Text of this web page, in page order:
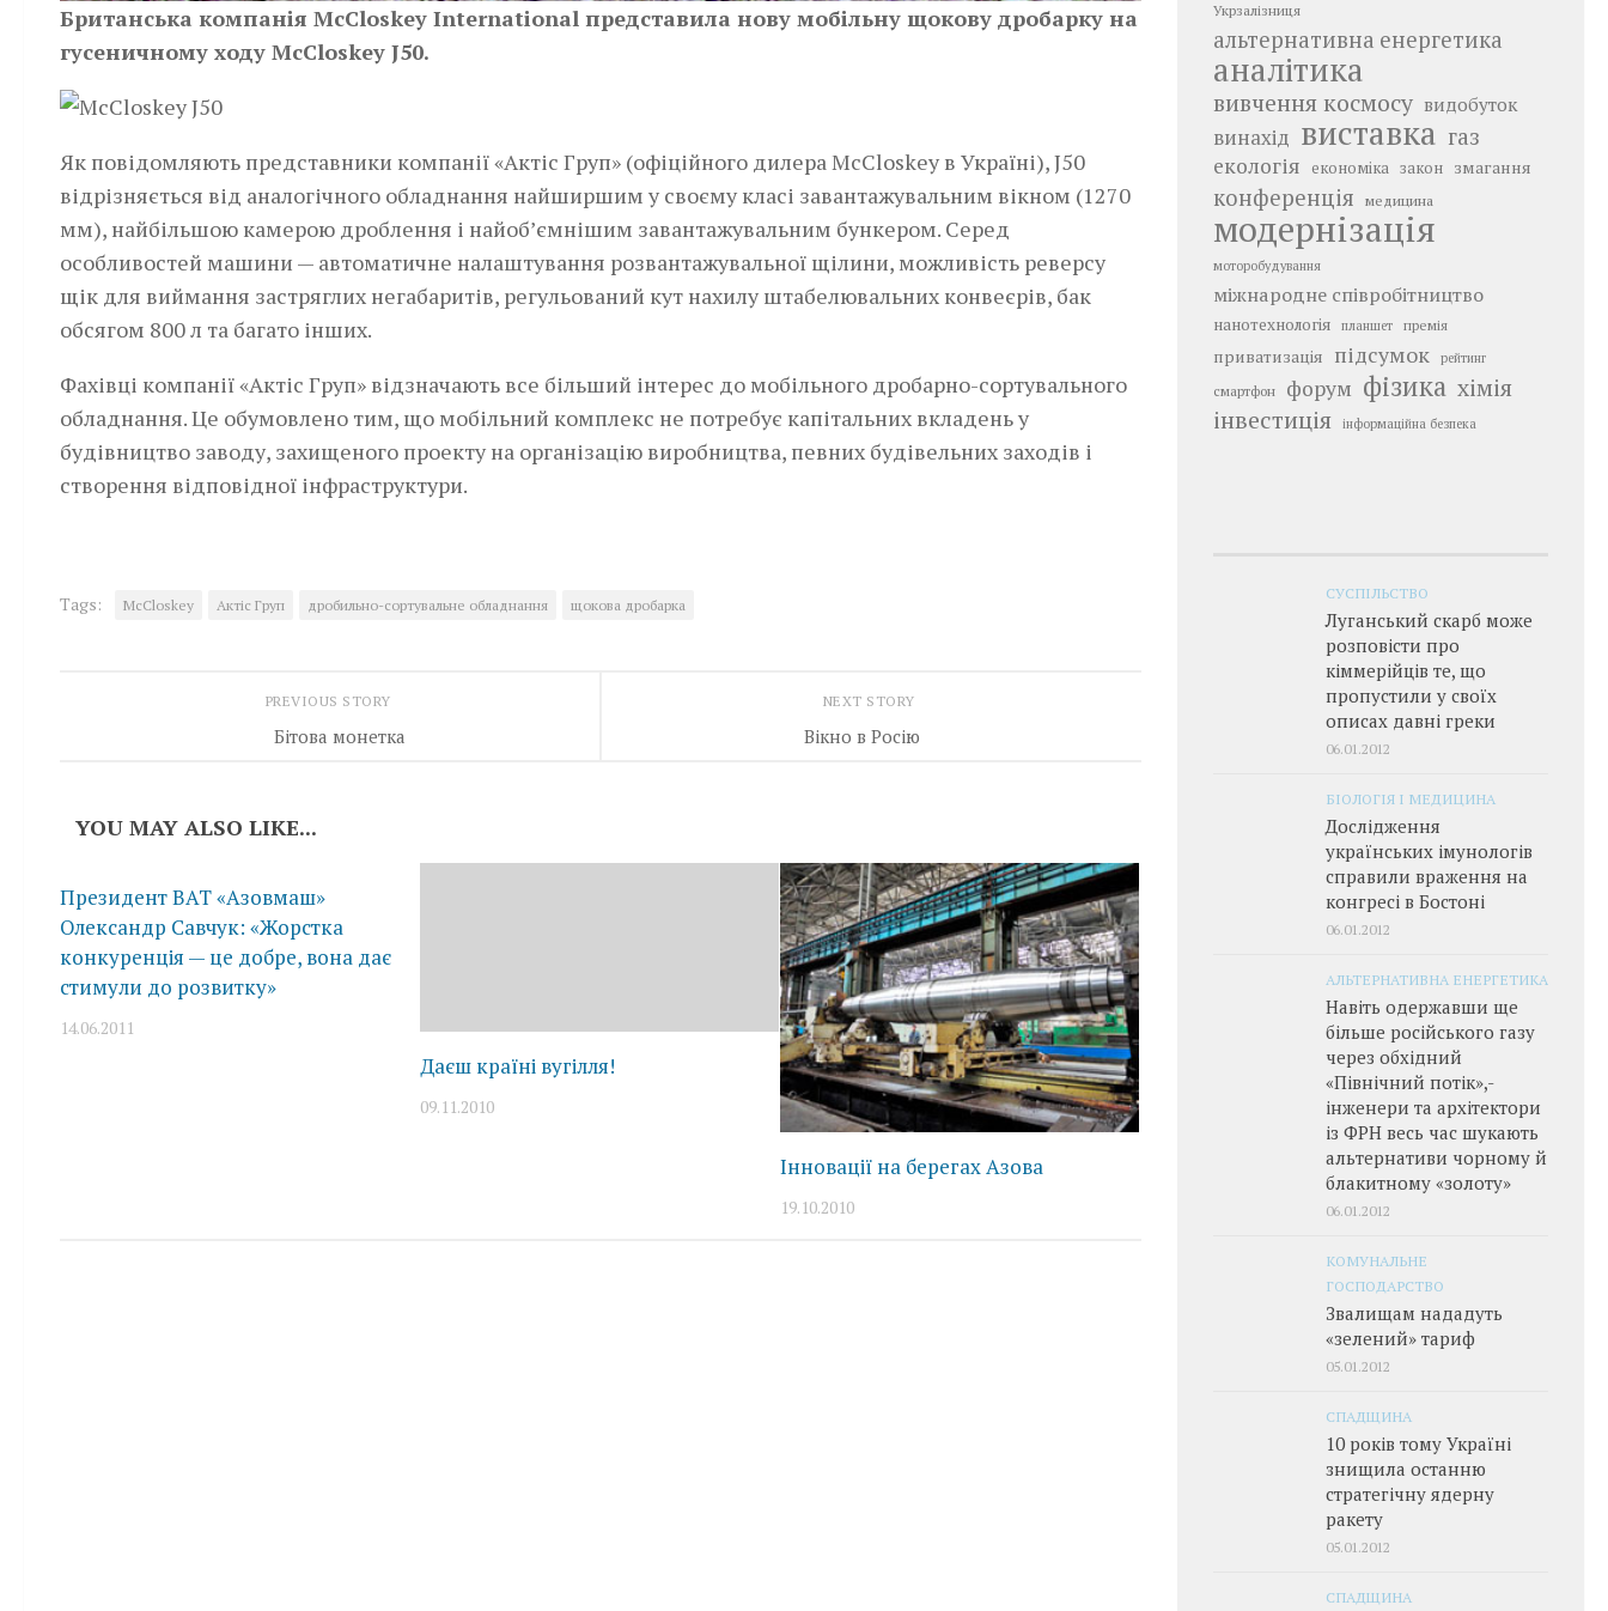
Британська компанія McCloskey International представила нову мобільну щокову дробарку на
гусеничному ходу McCloskey J50.
Як повідомляють представники компанії «Актіс­ Груп» (офіційного дилера McCloskey в Україні), J50
відрізняється від аналогічного обладнання найширшим у своєму класі завантажувальним вікном (1270
мм), найбільшою камерою дроблення і найоб’ємнішим завантажувальним бункером. Серед
особливостей машини — автоматичне налаштування розвантажувальної щілини, можливість реверсу
щік для виймання застряглих негабаритів, регульований кут нахилу штабелювальних конвеєрів, бак
обсягом 800 л та багато інших.
Фахівці компанії «Актіс Груп» відзначають все більший інтерес до мобільного дробарно-сортувального
обладнання. Це обумовлено тим, що мобільний комплекс не потребує капітальних вкладень у
будівництво заводу, захищеного проекту на організацію виробництва, певних будівельних заходів і
створення відповідної інфраструктури.
Tags: McCloskey Актіс Груп дробильно-сортувальне обладнання щокова дробарка
NEXT STORY
Вікно в Росію
PREVIOUS STORY
Бітова монетка
YOU MAY ALSO LIKE...
Президент ВАТ «Азовмаш»
Олександр Савчук: «Жорстка
конкуренція — це добре, вона дає
стимули до розвитку»
14.06.2011
Даєш країні вугілля!
09.11.2010
Інновації на берегах Азова
19.10.2010
Укрзалізниця
альтернативна енергетика
аналітика
вивчення космосу видобуток
винахід виставка газ
екологія економіка закон змагання
конференція медицина
модернізація
моторобудування
міжнародне співробітництво
нанотехнологія планшет премія
приватизація підсумок рейтинг
смартфон форум фізика хімія
інвестиція інформаційна безпека
СУСПІЛЬСТВО
Луганський скарб може
розповісти про
кіммерійців те, що
пропустили у своїх
описах давні греки
06.01.2012
БІОЛОГІЯ І МЕДИЦИНА
Дослідження
українських імунологів
справили враження на
конгресі в Бостоні
06.01.2012
АЛЬТЕРНАТИВНА ЕНЕРГЕТИКА
Навіть одержавши ще
більше російського газу
через обхідний
«Північний потік»,­
інженери та архітектори
із ФРН весь час шукають
альтернативи чорному й
блакитному «золоту»
06.01.2012
КОМУНАЛЬНЕ
ГОСПОДАРСТВО
Звалищам нададуть
«зелений» тариф
05.01.2012
СПАДЩИНА
10 років тому Україні
знищила останню
стратегічну ядерну
ракету
05.01.2012
СПАДЩИНА